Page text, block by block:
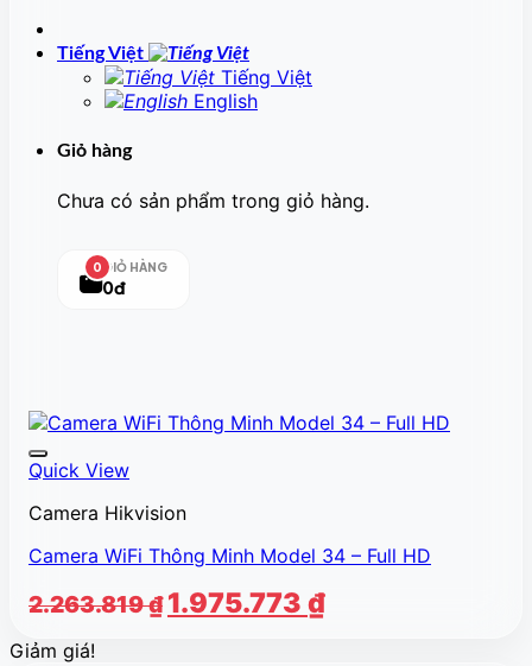
Tiếng Việt
Tiếng Việt
English
Giỏ hàng
Chưa có sản phẩm trong giỏ hàng.
0 GIỎ HÀNG
0đ
Quick View
Camera Hikvision
Camera WiFi Thông Minh Model 34 – Full HD
2.263.819₫ Giá
1.975.773 ₫Giá
Giảm giá!